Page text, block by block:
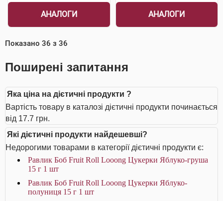
АНАЛОГИ АНАЛОГИ
Показано 36 з 36
Поширені запитання
Яка ціна на дієтичні продукти ?
Вартість товару в каталозі дієтичні продукти починається
від 17.7 грн.
Які дієтичні продукти найдешевші?
Недорогими товарами в категорії дієтичні продукти є:
Равлик Боб Fruit Roll Looong Цукерки Яблуко-груша
15 г 1 шт
Равлик Боб Fruit Roll Looong Цукерки Яблуко-
полуниця 15 г 1 шт